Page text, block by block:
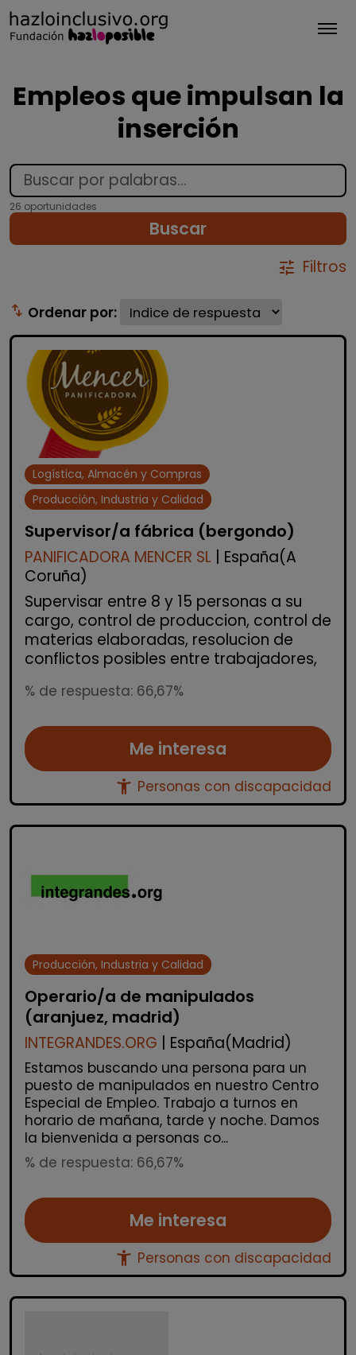
Empleos que impulsan la
inserción
26 oportunidades
Buscar
tune Filtros
swap_vert Ordenar por:
Logística, Almacén y Compras
Producción, Industria y Calidad
Supervisor/a fábrica (bergondo)
PANIFICADORA MENCER SL | España(A
Coruña)
Supervisar entre 8 y 15 personas a su
cargo, control de produccion, control de
materias elaboradas, resolucion de
conflictos posibles entre trabajadores,
% de respuesta: 66,67%
Me interesa
accessibility_new Personas con discapacidad
Producción, Industria y Calidad
Operario/a de manipulados
(aranjuez, madrid)
INTEGRANDES.ORG | España(Madrid)
Estamos buscando una persona para un
puesto de manipulados en nuestro Centro
Especial de Empleo. Trabajo a turnos en
horario de mañana, tarde y noche. Damos
la bienvenida a personas co...
% de respuesta: 66,67%
Me interesa
accessibility_new Personas con discapacidad